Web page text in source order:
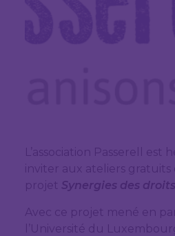
L’association Passerell est
inviter aux ateliers gratuits
projet Synergies des
Avec ce projet mené en
l’Université du